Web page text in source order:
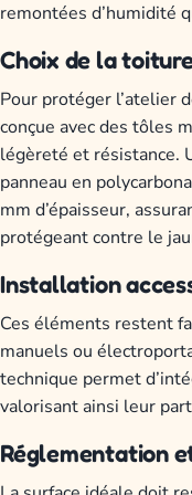
remontées d’humidité
Choix de la
Pour protéger l’atelier
conçue avec des tôles
légèreté et résistance.
panneau en
mm d’épaisseur,
protégeant contre le
Installation
Ces éléments restent
manuels ou
technique permet
valorisant ainsi leur
Réglementation